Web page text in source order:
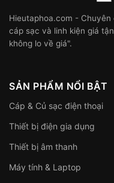
Hieutaphoa.com -
cáp sạc và linh kiện giá
không lo về giá".
SẢN PHẨM NỔI BẬT
Cáp & Củ sạc điện thoại
Thiết bị điện gia dụng
Thiết bị âm thanh
Máy tính & Laptop